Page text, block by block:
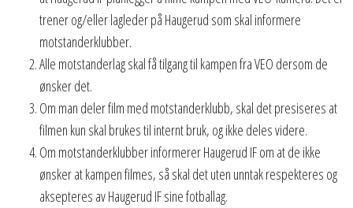
trener og/eller lagleder på Haugerud som skal informere
motstanderklubber.
Alle motstanderlag skal få tilgang til kampen fra VEO dersom de
ønsker det.
Om man deler film med motstanderklubb, skal det presiseres at
filmen kun skal brukes til internt bruk, og ikke deles videre.
Om motstanderklubber informerer Haugerud IF om at de ikke
ønsker at kampen filmes, så skal det uten unntak respekteres og
aksepteres av Haugerud IF sine fotballag.